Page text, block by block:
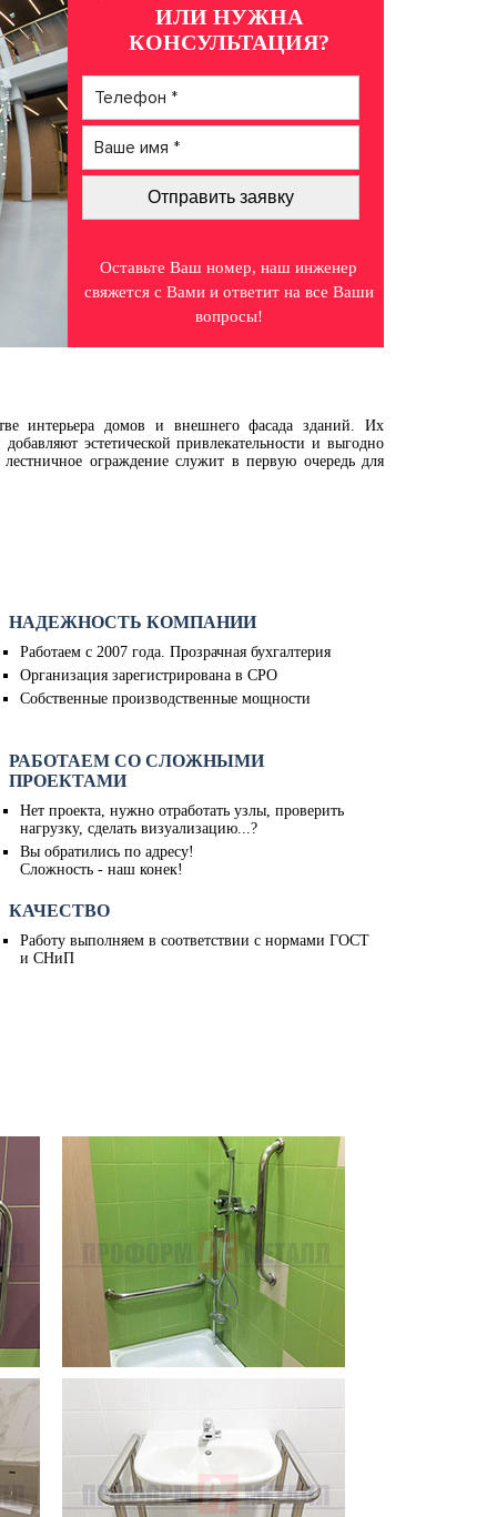
ИЛИ НУЖНА
КОНСУЛЬТАЦИЯ?
Оставьте Ваш номер, наш инженер
свяжется с Вами и ответит на все Ваши
вопросы!
интерьера домов и внешнего фасада зданий. Их
эстетической привлекательности и выгодно
ограждение служит в первую очередь для
НАДЕЖНОСТЬ КОМПАНИИ
Работаем с 2007 года. Прозрачная бухгалтерия
Организация зарегистрирована в СРО
Собственные производственные мощности
РАБОТАЕМ СО СЛОЖНЫМИ
ПРОЕКТАМИ
Нет проекта, нужно отработать узлы, проверить
нагрузку, сделать визуализацию...?
Вы обратились по адресу!
Сложность - наш конек!
КАЧЕСТВО
Работу выполняем в соответствии с нормами ГОСТ
и СНиП